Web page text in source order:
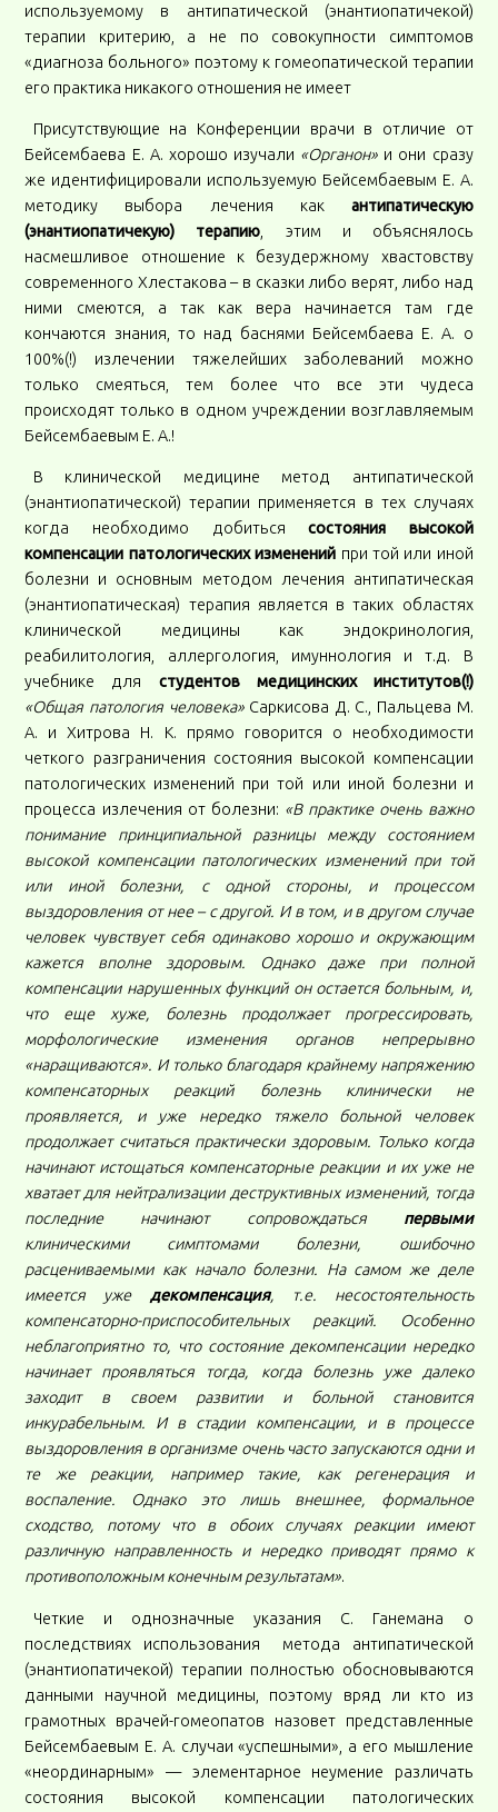
используемому в антипатической (энантиопатичекой)
терапии критерию, а не по совокупности симптомов
«диагноза больного» поэтому к гомеопатической терапии
его практика никакого отношения не имеет
Присутствующие на Конференции врачи в отличие от
Бейсембаева Е. А. хорошо изучали «Органон» и они сразу
же идентифицировали используемую Бейсембаевым Е. А.
методику выбора лечения как антипатическую
(энантиопатичекую) терапию , этим и объяснялось
насмешливое отношение к безудержному хвастовству
современного Хлестакова – в сказки либо верят, либо над
ними смеются, а так как вера начинается там где
кончаются знания, то над баснями Бейсембаева Е. А. о
100%(!) излечении тяжелейших заболеваний можно
только смеяться, тем более что все эти чудеса
происходят только в одном учреждении возглавляемым
Бейсембаевым Е. А.!
В клинической медицине метод антипатической
(энантиопатической) терапии применяется в тех случаях
когда необходимо добитьсясостояния высокой
компенсации патологических изменений при той или иной
болезни и основным методом лечения антипатическая
(энантиопатическая) терапия является в таких областях
клинической медицины как эндокринология,
реабилитология, аллергология, имуннология и т.д. В
учебнике для студентов медицинских институтов(!)
«Общая патология человека»Саркисова Д. С., Пальцева М.
А. и Хитрова Н. К. прямо говорится о необходимости
четкого разграничения состояния высокой компенсации
патологических изменений при той или иной болезни и
процесса излечения от болезни: «В практике очень важно
понимание принципиальной разницы между состоянием
высокой компенсации патологических изменений при той
или иной болезни, с одной стороны, и процессом
выздоровления от нее – с другой. И в том, и в другом случае
человек чувствует себя одинаково хорошо и окружающим
кажется вполне здоровым. Однако даже при полной
компенсации нарушенных функций он остается больным, и,
что еще хуже, болезнь продолжает прогрессировать,
морфологические изменения органов непрерывно
«наращиваются». И только благодаря крайнему напряжению
компенсаторных реакций болезнь клинически не
проявляется, и уже нередко тяжело больной человек
продолжает считаться практически здоровым. Только когда
начинают истощаться компенсаторные реакции и их уже не
хватает для нейтрализации деструктивных изменений, тогда
последние начинают сопровождаться первыми
клиническими симптомами болезни, ошибочно
расцениваемыми как начало болезни. На самом же деле
имеется уже декомпенсация, т.е. несостоятельность
компенсаторно-приспособительных реакций. Особенно
неблагоприятно то, что состояние декомпенсации нередко
начинает проявляться тогда, когда болезнь уже далеко
заходит в своем развитии и больной становится
инкурабельным. И в стадии компенсации, и в процессе
выздоровления в организме очень часто запускаются одни и
те же реакции, например такие, как регенерация и
воспаление. Однако это лишь внешнее, формальное
сходство, потому что в обоих случаях реакции имеют
различную направленность и нередко приводят прямо к
противоположным конечным результатам».
Четкие и однозначные указания С. Ганемана о
последствиях использования метода антипатической
(энантиопатичекой) терапии полностью обосновываются
данными научной медицины, поэтому вряд ли кто из
грамотных врачей-гомеопатов назовет представленные
Бейсембаевым Е. А. случаи «успешными», а его мышление
«неординарным» — элементарное неумение различать
состояния высокой компенсации патологических